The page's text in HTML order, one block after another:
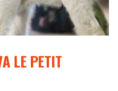
LE PETIT